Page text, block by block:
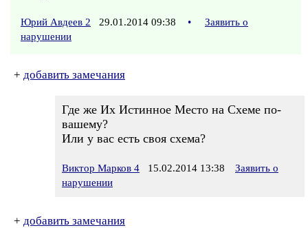
Юрий Авдеев 2 29.01.2014 09:38 •
Заявить о
нарушении
+ добавить замечания
Где же Их Истинное Место на Схеме по-
вашему?
Или у вас есть своя схема?
Виктор Марков 4 15.02.2014 13:38
Заявить о
нарушении
+ добавить замечания